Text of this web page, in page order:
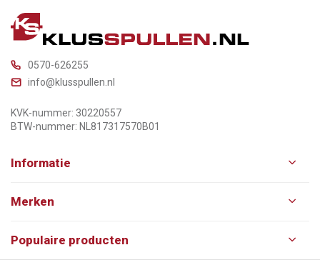
0570-626255
info@klusspullen.nl
KVK-nummer: 30220557
BTW-nummer: NL817317570B01
Informatie
Merken
Populaire producten